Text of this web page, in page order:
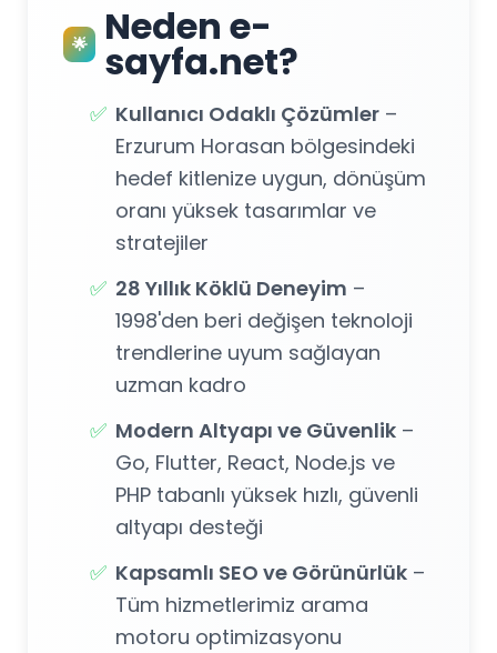
🌟 Neden e-
sayfa.net?
✅ Kullanıcı Odaklı Çözümler –
Erzurum Horasan bölgesindeki
hedef kitlenize uygun, dönüşüm
oranı yüksek tasarımlar ve
stratejiler
✅ 28 Yıllık Köklü Deneyim –
1998'den beri değişen teknoloji
trendlerine uyum sağlayan
uzman kadro
✅ Modern Altyapı ve Güvenlik –
Go, Flutter, React, Node.js ve
PHP tabanlı yüksek hızlı, güvenli
altyapı desteği
✅ Kapsamlı SEO ve Görünürlük –
Tüm hizmetlerimiz arama
motoru optimizasyonu